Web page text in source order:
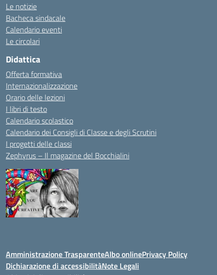
Le notizie
Bacheca sindacale
Calendario eventi
Le circolari
Didattica
Offerta formativa
Internazionalizzazione
Orario delle lezioni
I libri di testo
Calendario scolastico
Calendario dei Consigli di Classe e degli Scrutini
I progetti delle classi
Zephyrus – Il magazine del Bocchialini
Amministrazione TrasparenteAlbo onlinePrivacy Policy
Dichiarazione di accessibilitàNote Legali